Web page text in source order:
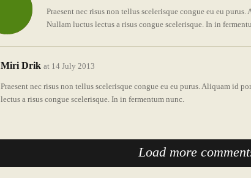
Praesent nec risus non tellus scelerisque congue eu eu
Nullam luctus lectus a risus congue scelerisque. In in
Miri Drik at 14 July 2013
Praesent nec risus non tellus scelerisque congue eu eu purus. Aliquam id
lectus a risus congue scelerisque. In in fermentum nunc.
Load more